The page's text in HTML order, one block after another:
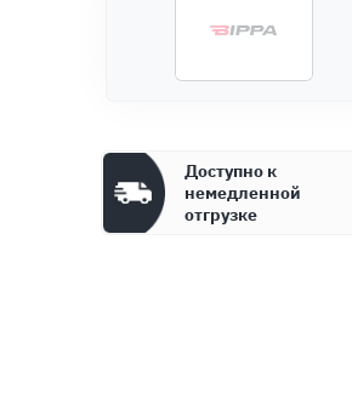
Доступно к
немедленной
отгрузке